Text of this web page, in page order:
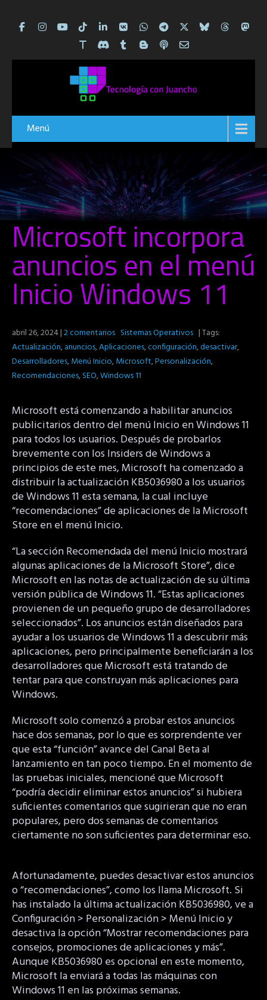
Menú
Microsoft incorpora
anuncios en el menú
Inicio Windows 11
abril 26, 2024|2 comentarios Sistemas Operativos | Tags:
Actualización,anuncios,Aplicaciones,configuración,desactivar,
Desarrolladores,Menú Inicio,Microsoft,Personalización,
Recomendaciones,SEO,Windows 11
Microsoft está comenzando a habilitar anuncios
publicitarios dentro del menú Inicio en Windows 11
para todos los usuarios. Después de probarlos
brevemente con los Insiders de Windows a
principios de este mes, Microsoft ha comenzado a
distribuir la actualización KB5036980 a los usuarios
de Windows 11 esta semana, la cual incluye
“recomendaciones” de aplicaciones de la Microsoft
Store en el menú Inicio.
“La sección Recomendada del menú Inicio mostrará
algunas aplicaciones de la Microsoft Store”, dice
Microsoft en las notas de actualización de su última
versión pública de Windows 11. “Estas aplicaciones
provienen de un pequeño grupo de desarrolladores
seleccionados”. Los anuncios están diseñados para
ayudar a los usuarios de Windows 11 a descubrir más
aplicaciones, pero principalmente beneficiarán a los
desarrolladores que Microsoft está tratando de
tentar para que construyan más aplicaciones para
Windows.
Microsoft solo comenzó a probar estos anuncios
hace dos semanas, por lo que es sorprendente ver
que esta “función” avance del Canal Beta al
lanzamiento en tan poco tiempo. En el momento de
las pruebas iniciales, mencioné que Microsoft
“podría decidir eliminar estos anuncios” si hubiera
suficientes comentarios que sugirieran que no eran
populares, pero dos semanas de comentarios
ciertamente no son suficientes para determinar eso.
Afortunadamente, puedes desactivar estos anuncios
o “recomendaciones”, como los llama Microsoft. Si
has instalado la última actualización KB5036980, ve a
Configuración > Personalización > Menú Inicio y
desactiva la opción “Mostrar recomendaciones para
consejos, promociones de aplicaciones y más”.
Aunque KB5036980 es opcional en este momento,
Microsoft la enviará a todas las máquinas con
Windows 11 en las próximas semanas.